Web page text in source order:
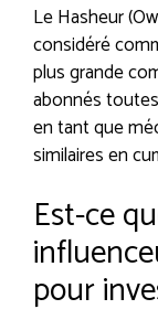
Le Hasheur
considéré
plus grande
abonnés
en tant que
similaires en
Est-ce
pour